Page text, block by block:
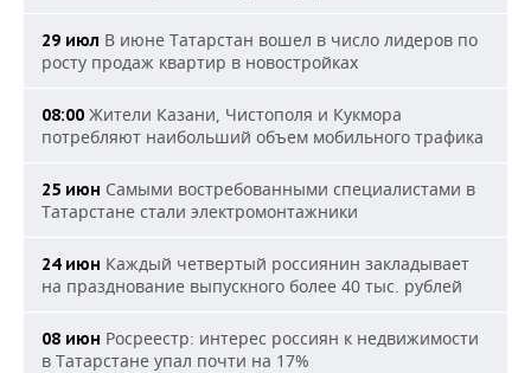
29 июл В июне Татарстан вошел в число лидеров по
росту продаж квартир в новостройках
08:00 Жители Казани, Чистополя и Кукмора
потребляют наибольший объем мобильного трафика
25 июн Самыми востребованными специалистами в
Татарстане стали электромонтажники
24 июн Каждый четвертый россиянин закладывает
на празднование выпускного более 40 тыс. рублей
08 июн Росреестр: интерес россиян к недвижимости
в Татарстане упал почти на 17%